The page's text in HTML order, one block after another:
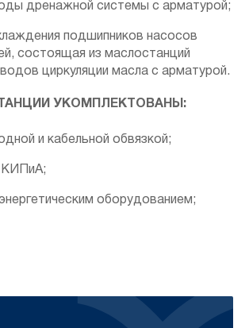
дренажной системы с арматурой;
подшипников насосов
состоящая из маслостанций
циркуляции масла с арматурой.
УКОМПЛЕКТОВАНЫ:
и кабельной обвязкой;
КИПиА;
оборудованием;